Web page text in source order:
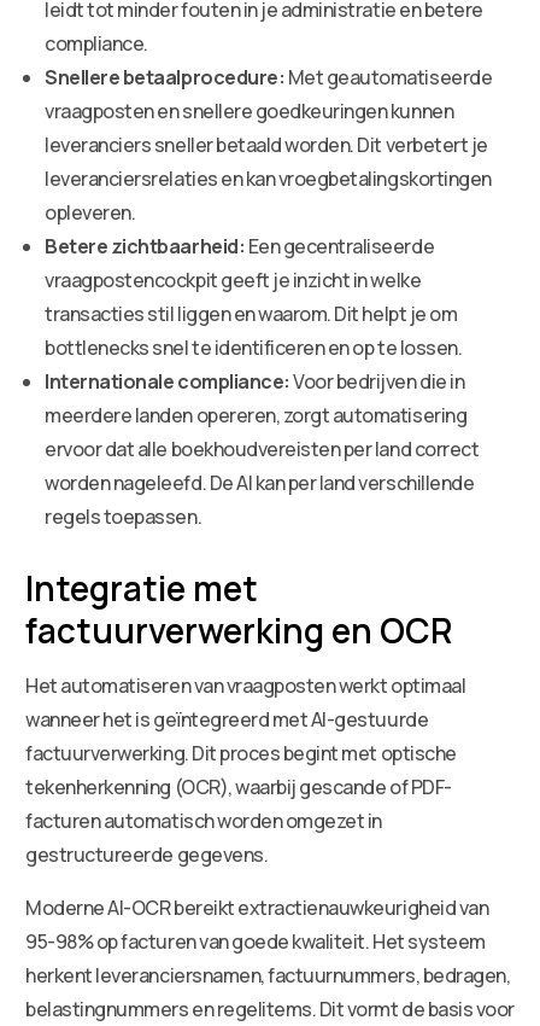
leidt tot minder fouten in je administratie en betere
compliance.
Snellere betaalprocedure: Met geautomatiseerde
vraagposten en snellere goedkeuringen kunnen
leveranciers sneller betaald worden. Dit verbetert je
leveranciersrelaties en kan vroegbetalingskortingen
opleveren.
Betere zichtbaarheid: Een gecentraliseerde
vraagpostencockpit geeft je inzicht in welke
transacties stil liggen en waarom. Dit helpt je om
bottlenecks snel te identificeren en op te lossen.
Internationale compliance:Voor bedrijven die in
meerdere landen opereren, zorgt automatisering
ervoor dat alle boekhoudvereisten per land correct
worden nageleefd. De AI kan per land verschillende
regels toepassen.
Integratie met
factuurverwerking en OCR
Het automatiseren van vraagposten werkt optimaal
wanneer het is geïntegreerd met AI-gestuurde
factuurverwerking. Dit proces begint met optische
tekenherkenning (OCR), waarbij gescande of PDF-
facturen automatisch worden omgezet in
gestructureerde gegevens.
Moderne AI-OCR bereikt extractienauwkeurigheid van
95-98% op facturen van goede kwaliteit. Het systeem
herkent leveranciersnamen, factuurnummers, bedragen,
belastingnummers en regelitems. Dit vormt de basis voor